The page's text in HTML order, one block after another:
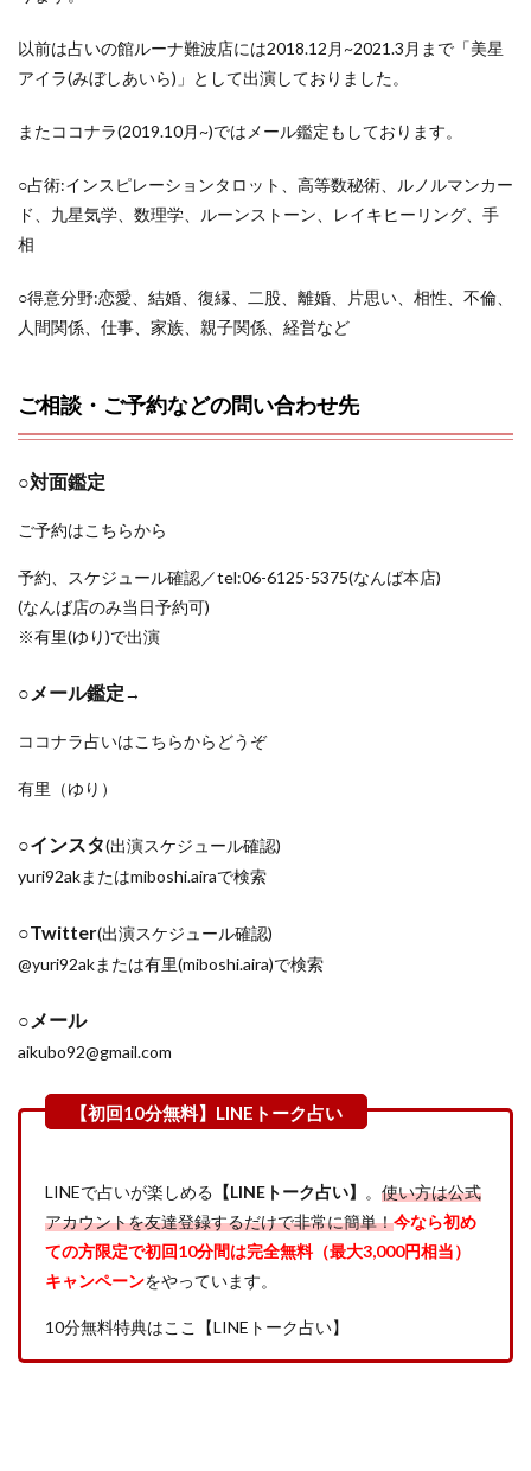
以前は占いの館ルーナ難波店には2018.12月~2021.3月まで「美星
アイラ(みぼしあいら)」として出演しておりました。
またココナラ(2019.10月~)ではメール鑑定もしております。
○占術:インスピレーションタロット、高等数秘術、ルノルマンカー
ド、九星気学、数理学、ルーンストーン、レイキヒーリング、手
相
○得意分野:恋愛、結婚、復縁、二股、離婚、片思い、相性、不倫、
人間関係、仕事、家族、親子関係、経営など
ご相談・ご予約などの問い合わせ先
○対面鑑定
ご予約はこちらから
予約、スケジュール確認／tel:06-6125-5375(なんば本店)
(なんば店のみ当日予約可)
※有里(ゆり)で出演
○メール鑑定→
ココナラ占いはこちらからどうぞ
有里（ゆり）
○インスタ(出演スケジュール確認)
yuri92akまたはmiboshi.airaで検索
○Twitter(出演スケジュール確認)
@yuri92akまたは有里(miboshi.aira)で検索
○メール
aikubo92@gmail.com
LINEで占いが楽しめる 【LINEトーク占い】 。 使い方は公式
アカウントを友達登録するだけで非常に簡単！今なら初め
ての方限定で初回10分間は完全無料（最大3,000円相当）
キャンペーンをやっています。
10分無料特典はここ【LINEトーク占い】